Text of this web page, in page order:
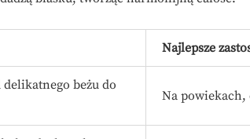
Najlepsze
beżu do
Na